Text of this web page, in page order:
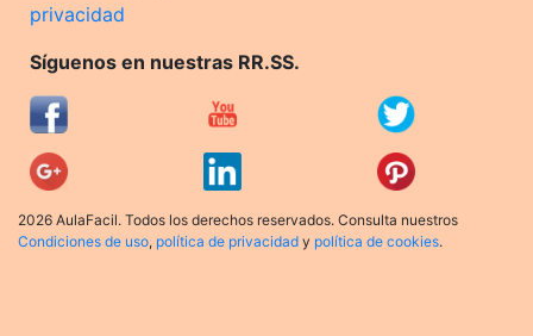
privacidad
Síguenos en nuestras RR.SS.
2026 AulaFacil. Todos los derechos reservados. Consulta nuestros
Condiciones de uso, política de privacidad y política de cookies.